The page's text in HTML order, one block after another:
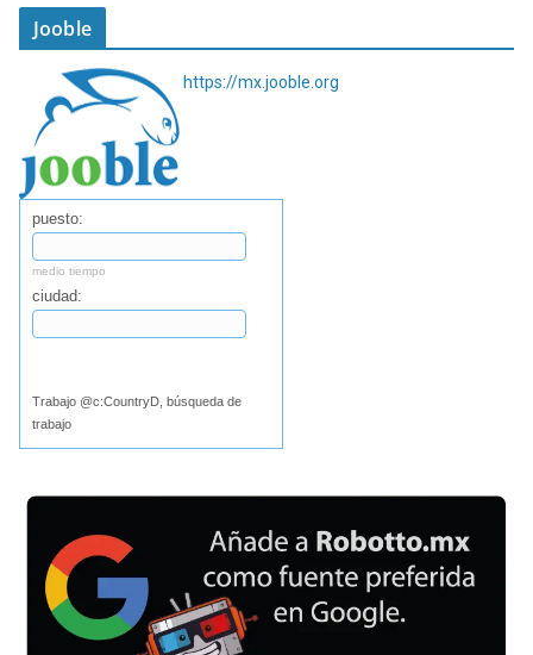
Jooble
https://mx.jooble.org
puesto:
medio tiempo
ciudad:
Trabajo @c:CountryD, búsqueda de
trabajo